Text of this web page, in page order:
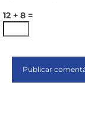
12 + 8 =